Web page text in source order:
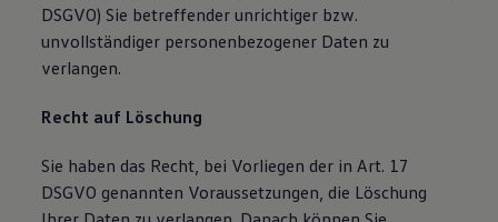
DSGVO) Sie betreffender unrichtiger bzw.
unvollständiger personenbezogener Daten zu
verlangen.
Recht auf Löschung
Sie haben das Recht, bei Vorliegen der in Art. 17
DSGVO genannten Voraussetzungen, die Löschung